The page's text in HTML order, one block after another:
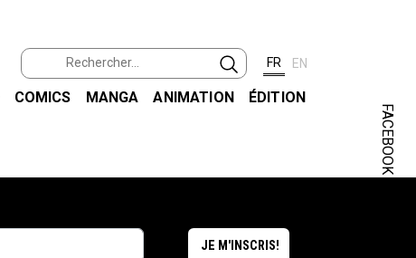
FR EN
COMICS MANGA ANIMATION ÉDITION
FACEBOOK